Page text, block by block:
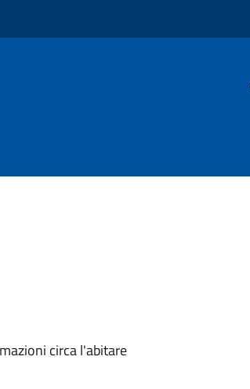
circa l'abitare